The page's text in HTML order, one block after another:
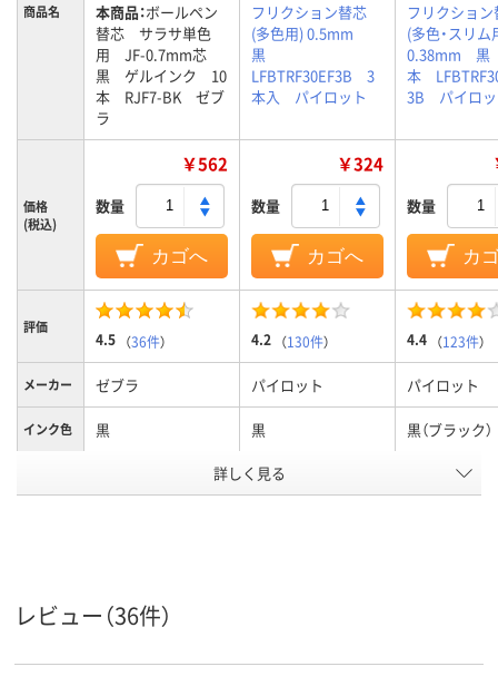
商品名 本商品：ボールペン
替芯 サラサ単色
用 JF-0.7mm芯
黒 ゲルインク 10
本 RJF7-BK ゼブ
ラ
フリクション替芯
(多色用) 0.5mm
黒
LFBTRF30EF3B 3
本入 パイロット
フリクション
(多色・スリ
0.38mm
本
3B パイロ
価格
(税込)
￥562
数量
カゴへ
￥324
数量
カゴへ
数量
カ
評価
4.5 （36件） 4.2 （130件） 4.4 （123件）
メーカー ゼブラ パイロット パイロット
インク色 黒 黒 黒（ブラック）
0.5mm 0.38mm、
アスクル
スコア
詳しく見る
レビュー（36件）